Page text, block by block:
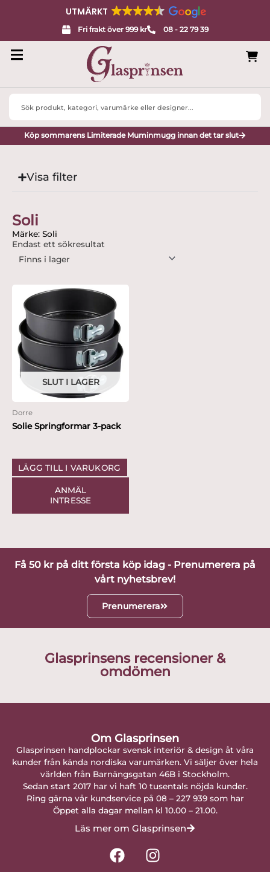
UTMÄRKT
Fri frakt över 999 kr 08 - 22 79 39
Search
Köp sommarens Limiterade Muminmugg innan det tar slut
Visa filter
Soli
Märke: Soli
Endast ett sökresultat
SLUT I LAGER
Dorre
Solie Springformar 3-pack
LÄGG TILL I VARUKORG
ANMÄL
INTRESSE
Få 50 kr på ditt första köp idag - Prenumerera på
vårt nyhetsbrev!
Prenumerera
Glasprinsens recensioner &
omdömen
Om Glasprinsen
Glasprinsen handplockar svensk interiör & design åt våra
kunder från kända nordiska varumärken. Vi säljer över hela
världen från Barnängsgatan 46B i Stockholm.
Sedan start 2017 har vi haft 10 tusentals nöjda kunder.
Ring gärna vår kundservice på 08 – 227 939 som har
Öppet alla dagar mellan kl 10.00 – 21.00.
Läs mer om Glasprinsen
F
a
I
n